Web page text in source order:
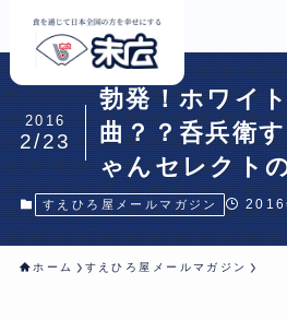
勃発！ホワイ
曲？？呑兵衛
ゃんセレクト
2016
2/23
すえひろ屋メールマガジン 2016
ホーム すえひろ屋メールマガジン